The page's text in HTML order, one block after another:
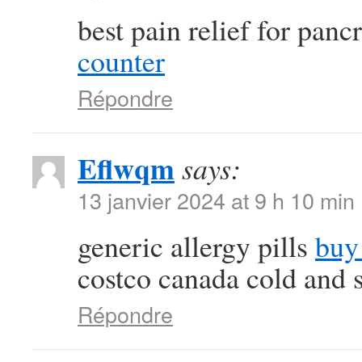
best pain relief for
counter
Répondre
Eflwqmsays:
13 janvier 2024 at 9 h 10 min
generic allergy pills
costco canada cold and
Répondre